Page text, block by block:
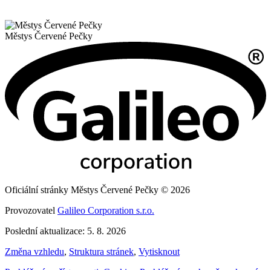
Městys Červené Pečky
Oficiální stránky Městys Červené Pečky © 2026
Provozovatel Galileo Corporation s.r.o.
Poslední aktualizace: 5. 8. 2026
Změna vzhledu, Struktura stránek, Vytisknout